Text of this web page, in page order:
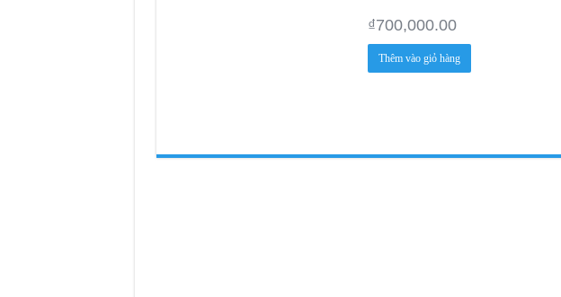
₫700,000.00
Thêm vào giỏ hàng